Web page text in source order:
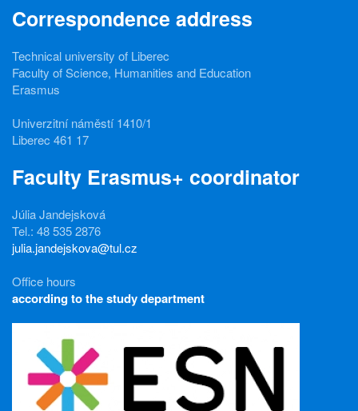
Correspondence address
Technical university of Liberec
Faculty of Science, Humanities and Education
Erasmus
Univerzitní náměstí 1410/1
Liberec 461 17
Faculty Erasmus+ coordinator
Júlia Jandejsková
Tel.: 48 535 2876
julia.jandejskova@tul.cz
Office hours
according to the study department